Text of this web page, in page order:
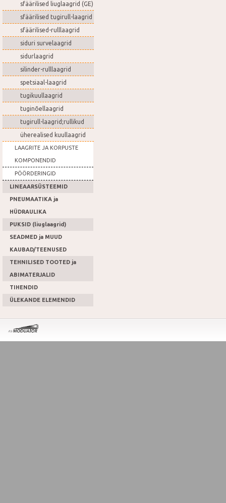
sfäärilised liuglaagrid (GE)
sfäärilised tugirull-laagrid
sfäärilised-rulllaagrid
siduri survelaagrid
sidurlaagrid
silinder-rulllaagrid
spetsiaal-laagrid
tugikuullaagrid
tuginõellaagrid
tugirull-laagrid;rullikud
üherealised kuullaagrid
LAAGRITE JA KORPUSTE
KOMPONENDID
PÖÖRDERINGID
LINEAARSÜSTEEMID
PNEUMAATIKA ja
HÜDRAULIKA
PUKSID (liuglaagrid)
SEADMED ja MUUD
KAUBAD/TEENUSED
TEHNILISED TOOTED ja
ABIMATERJALID
TIHENDID
ÜLEKANDE ELEMENDID